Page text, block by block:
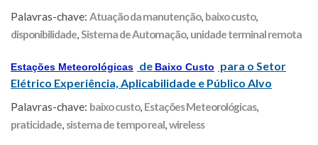
Palavras-chave: Atuação da manutenção, baixo custo,
disponibilidade,Sistema de Automação, unidade terminal remota
Estações Meteorológicas de Baixo Custo
para o Setor
Elétrico Experiência, Aplicabilidade e Público Alvo
Palavras-chave: baixo custo, Estações Meteorológicas,
praticidade, sistema de tempo real,wireless